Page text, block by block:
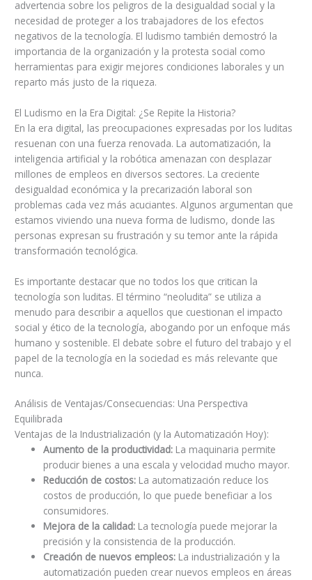
advertencia sobre los peligros de la desigualdad social y la
necesidad de proteger a los trabajadores de los efectos
negativos de la tecnología. El ludismo también demostró la
importancia de la organización y la protesta social como
herramientas para exigir mejores condiciones laborales y un
reparto más justo de la riqueza.
El Ludismo en la Era Digital: ¿Se Repite la Historia?
En la era digital, las preocupaciones expresadas por los luditas
resuenan con una fuerza renovada. La automatización, la
inteligencia artificial y la robótica amenazan con desplazar
millones de empleos en diversos sectores. La creciente
desigualdad económica y la precarización laboral son
problemas cada vez más acuciantes. Algunos argumentan que
estamos viviendo una nueva forma de ludismo, donde las
personas expresan su frustración y su temor ante la rápida
transformación tecnológica.
Es importante destacar que no todos los que critican la
tecnología son luditas. El término “neoludita” se utiliza a
menudo para describir a aquellos que cuestionan el impacto
social y ético de la tecnología, abogando por un enfoque más
humano y sostenible. El debate sobre el futuro del trabajo y el
papel de la tecnología en la sociedad es más relevante que
nunca.
Análisis de Ventajas/Consecuencias: Una Perspectiva
Equilibrada
Ventajas de la Industrialización (y la Automatización Hoy):
Aumento de la productividad: La maquinaria permite
producir bienes a una escala y velocidad mucho mayor.
Reducción de costos: La automatización reduce los
costos de producción, lo que puede beneficiar a los
consumidores.
Mejora de la calidad: La tecnología puede mejorar la
precisión y la consistencia de la producción.
Creación de nuevos empleos: La industrialización y la
automatización pueden crear nuevos empleos en áreas